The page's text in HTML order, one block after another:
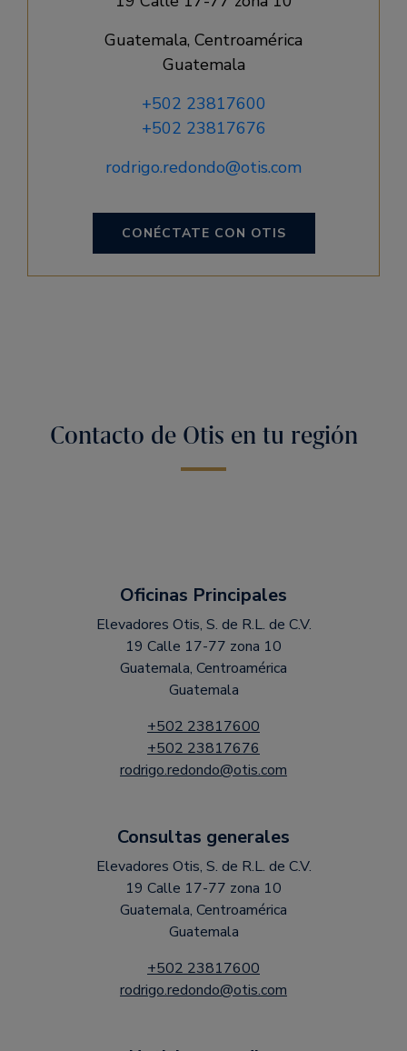
Guatemala, Centroamérica
Guatemala
+502 23817600
+502 23817676
rodrigo.redondo@otis.com
CONÉCTATE CON OTIS
Contacto de Otis en tu región
Oficinas Principales
Elevadores Otis, S. de R.L. de C.V.
19 Calle 17-77 zona 10
Guatemala, Centroamérica
Guatemala
+502 23817600
+502 23817676
rodrigo.redondo@otis.com
Consultas generales
Elevadores Otis, S. de R.L. de C.V.
19 Calle 17-77 zona 10
Guatemala, Centroamérica
Guatemala
+502 23817600
rodrigo.redondo@otis.com